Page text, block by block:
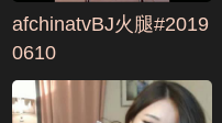
afchinatvBJ火腿#2019
0610